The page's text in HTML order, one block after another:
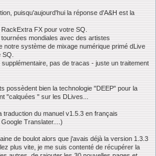
puisqu'aujourd'hui la réponse d'A&H est la
FX pour votre SQ.
mondiales avec des artistes
notre système de mixage numérique primé dLive
pas de tracas - juste un traitement
possèdent bien la technologie "DEEP" pour la
"calquées " sur les DLives...
du manuel v1.5.3 en français
Translater....)
de boulot alors que j'avais déjà la version 1.3.3
plus vite, je me suis contenté de récupérer la